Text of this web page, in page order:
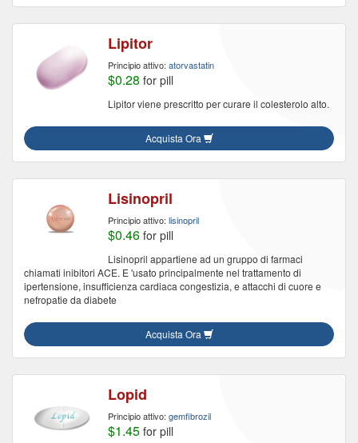
Lipitor
Principio attivo: atorvastatin
$0.28 for pill
Lipitor viene prescritto per curare il colesterolo alto.
Acquista Ora
Lisinopril
Principio attivo: lisinopril
$0.46 for pill
Lisinopril appartiene ad un gruppo di farmaci
chiamati inibitori ACE. E 'usato principalmente nel trattamento di
ipertensione, insufficienza cardiaca congestizia, e attacchi di cuore e
nefropatie da diabete
Acquista Ora
Lopid
Principio attivo: gemfibrozil
$1.45 for pill